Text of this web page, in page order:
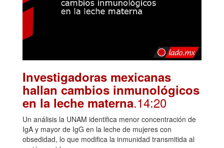
Investigadoras mexicanas
hallan cambios inmunológicos
en la leche materna.14:20
Un análisis la UNAM identifica menor concentración de
IgA y mayor de IgG en la leche de mujeres con
obsedidad, lo que modifica la inmunidad transmitida al